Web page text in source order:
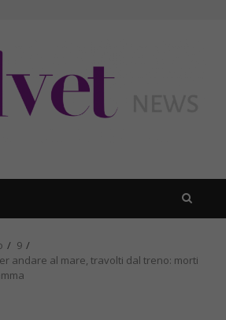
9
andare al mare, travolti dal treno: morti